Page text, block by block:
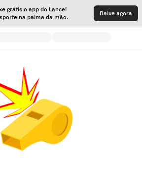
grátis o app do Lance!
na palma da mão.
Baixe agora